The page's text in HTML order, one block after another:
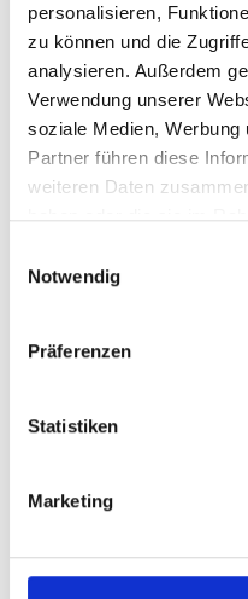
personalisieren,
zu können und die
analysieren. Außerdem
Verwendung unserer
soziale Medien, Werbung
Partner führen diese
weiteren Daten
haben oder die sie im
Notwendig
Präferenzen
Statistiken
Marketing
Der City Climate
Internationale
Bundesministeriums
nukleare Sicherheit
wirtschaftliche
(BMZ) und das
Umwelt, Klima und
unterstützt. Weitere
und Städtenetzwerke wie
Leadership Group
mit derDeutschen